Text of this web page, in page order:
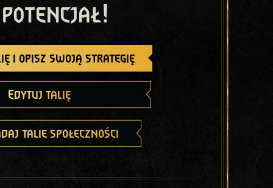
i opisz swoją strategię
Edytuj talię
talie społeczności